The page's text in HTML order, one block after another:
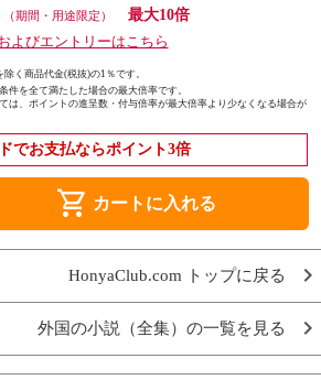
（期間・用途限定）
最大10倍
よびエントリーはこちら
く商品代金(税抜)の1％です。
件を全て満たした場合の最大倍率です。
は、ポイントの進呈数・付与倍率が最大倍率より少なくなる場合が
でお支払ならポイント3倍
shopping_cart カートに入れる
HonyaClub.com トップに戻る
外国の小説（全集）の一覧を見る